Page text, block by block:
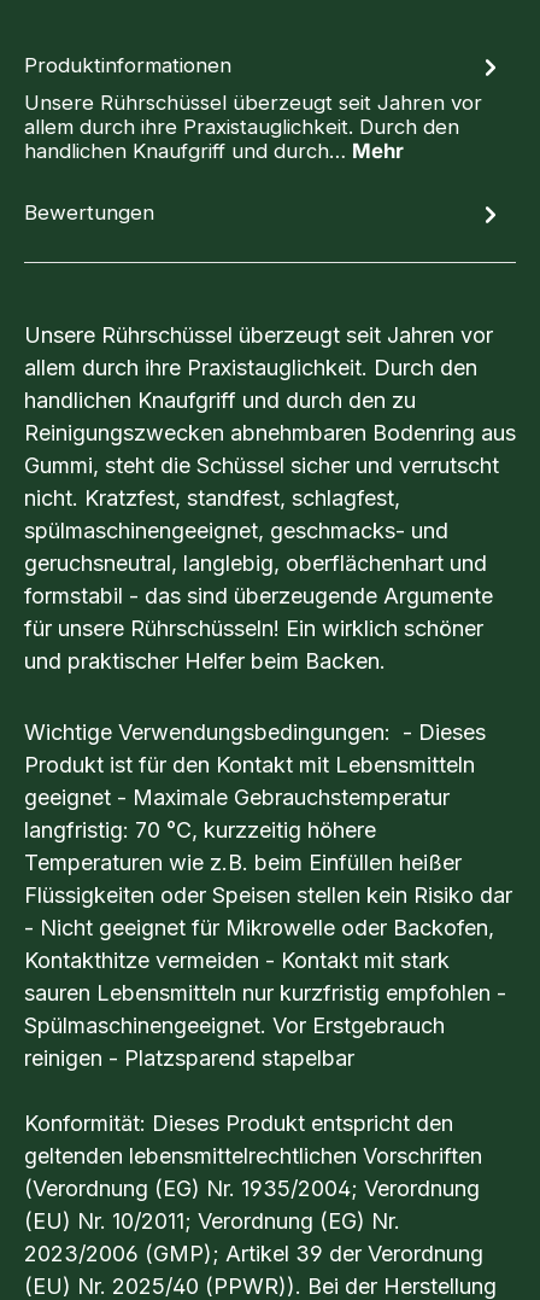
Produktinformationen
Unsere Rührschüssel überzeugt seit Jahren vor
allem durch ihre Praxistauglichkeit. Durch den
handlichen Knaufgriff und durch… Mehr
Bewertungen
Unsere Rührschüssel überzeugt seit Jahren vor
allem durch ihre Praxistauglichkeit. Durch den
handlichen Knaufgriff und durch den zu
Reinigungszwecken abnehmbaren Bodenring aus
Gummi, steht die Schüssel sicher und verrutscht
nicht. Kratzfest, standfest, schlagfest,
spülmaschinengeeignet, geschmacks- und
geruchsneutral, langlebig, oberflächenhart und
formstabil - das sind überzeugende Argumente
für unsere Rührschüsseln! Ein wirklich schöner
und praktischer Helfer beim Backen.
Wichtige Verwendungsbedingungen: - Dieses
Produkt ist für den Kontakt mit Lebensmitteln
geeignet - Maximale Gebrauchstemperatur
langfristig: 70 °C, kurzzeitig höhere
Temperaturen wie z.B. beim Einfüllen heißer
Flüssigkeiten oder Speisen stellen kein Risiko dar
- Nicht geeignet für Mikrowelle oder Backofen,
Kontakthitze vermeiden - Kontakt mit stark
sauren Lebensmitteln nur kurzfristig empfohlen -
Spülmaschinengeeignet. Vor Erstgebrauch
reinigen - Platzsparend stapelbar
Konformität: Dieses Produkt entspricht den
geltenden lebensmittelrechtlichen Vorschriften
(Verordnung (EG) Nr. 1935/2004; Verordnung
(EU) Nr. 10/2011; Verordnung (EG) Nr.
2023/2006 (GMP); Artikel 39 der Verordnung
(EU) Nr. 2025/40 (PPWR)). Bei der Herstellung